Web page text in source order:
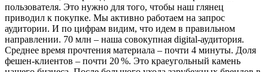
пользователя. Это нужно для того, чтобы наш глянец
приводил к покупке. Мы активно работаем на запрос
аудитории. И по цифрам видим, что идем в правильном
направлении. 70 млн – наша совокупная digital-аудитория.
Среднее время прочтения материала – почти 4 минуты. Доля
фешен-клиентов – почти 20 %. Это краеугольный камень